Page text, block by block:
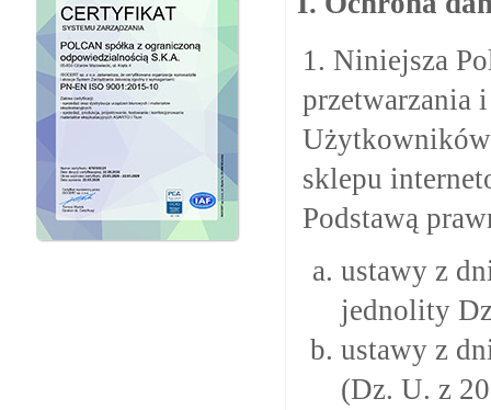
1. Niniejsza
przetwarzania
Użytkowników
sklepu
Podstawą
ustawy z
jednolity
ustawy z
(Dz. U. z